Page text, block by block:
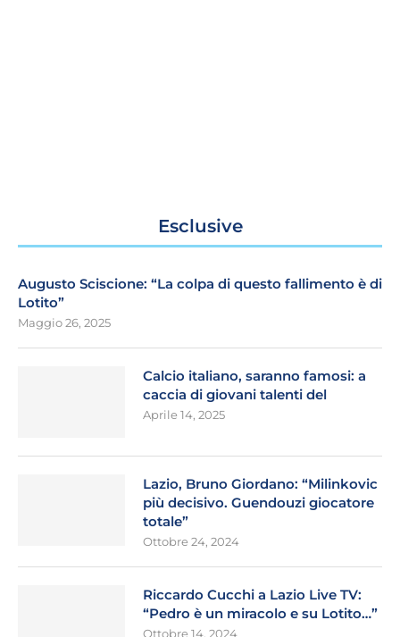
Esclusive
Augusto Sciscione: “La colpa di questo fallimento è di
Lotito”
Maggio 26, 2025
Calcio italiano, saranno famosi: a
caccia di giovani talenti del
Aprile 14, 2025
Lazio, Bruno Giordano: “Milinkovic
più decisivo. Guendouzi giocatore
totale”
Ottobre 24, 2024
Riccardo Cucchi a Lazio Live TV:
“Pedro è un miracolo e su Lotito…”
Ottobre 14, 2024